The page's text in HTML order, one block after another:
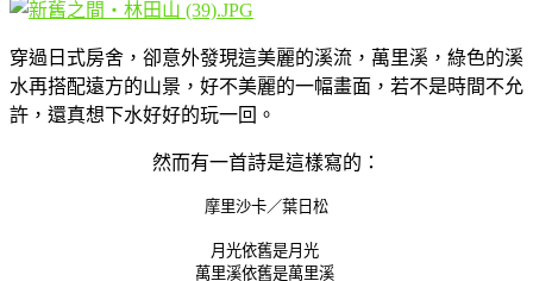
穿過日式房舍，卻意外發現這美麗的溪流，萬里溪，綠色的溪
水再搭配遠方的山景，好不美麗的一幅畫面，若不是時間不允
許，還真想下水好好的玩一回。
然而有一首詩是這樣寫的：
摩里沙卡／葉日松
月光依舊是月光
萬里溪依舊是萬里溪